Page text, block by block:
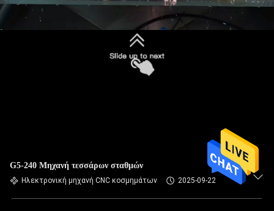
G5-240 Μηχανή τεσσάρων σταθμών
Ηλεκτρονική μηχανή CNC κοσμημάτων 2025-09-22